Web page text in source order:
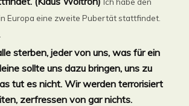
Europa eine zweite Pubertät stattfindet.
sterben, jeder von uns, was für ein
sollte uns dazu bringen, uns zu
tut es nicht. Wir werden terrorisiert
zerfressen von gar nichts.